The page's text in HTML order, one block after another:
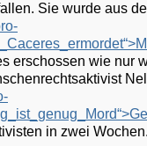
Sie wurde aus
erschossen wie nur
in zwei